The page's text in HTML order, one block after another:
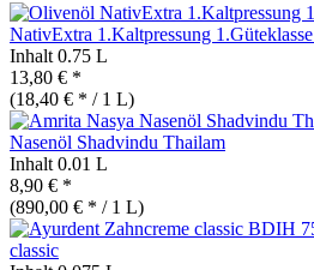
NativExtra 1.Kaltpressung 1.Güteklasse
Inhalt 0.75 L
13,80 € *
(18,40 € * / 1 L)
Nasenöl Shadvindu Thailam
Inhalt 0.01 L
8,90 € *
(890,00 € * / 1 L)
classic